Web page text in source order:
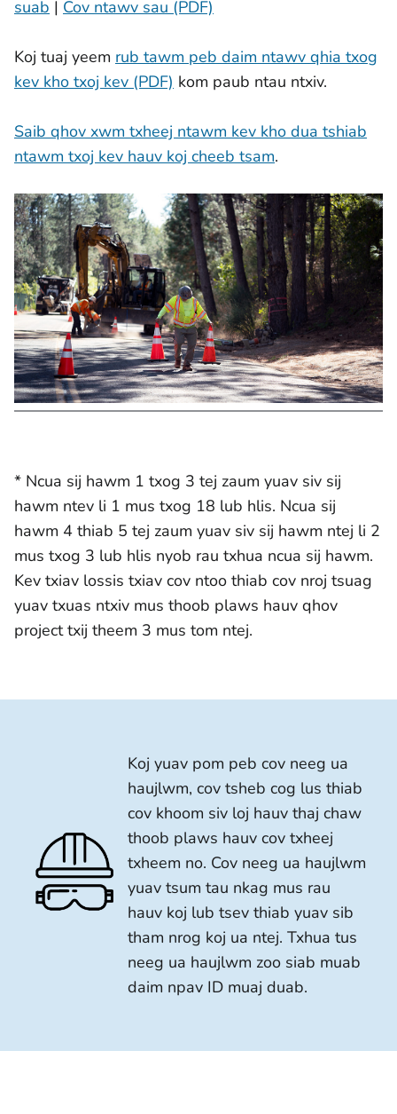
suab | Cov ntawv sau (PDF)
Koj tuaj yeem rub tawm peb daim ntawv qhia txog
kev kho txoj kev (PDF) kom paub ntau ntxiv.
Saib qhov xwm txheej ntawm kev kho dua tshiab
ntawm txoj kev hauv koj cheeb tsam.
* Ncua sij hawm 1 txog 3 tej zaum yuav siv sij
hawm ntev li 1 mus txog 18 lub hlis. Ncua sij
hawm 4 thiab 5 tej zaum yuav siv sij hawm ntej li 2
mus txog 3 lub hlis nyob rau txhua ncua sij hawm.
Kev txiav lossis txiav cov ntoo thiab cov nroj tsuag
yuav txuas ntxiv mus thoob plaws hauv qhov
project txij theem 3 mus tom ntej.
Koj yuav pom peb cov neeg ua
haujlwm, cov tsheb cog lus thiab
cov khoom siv loj hauv thaj chaw
thoob plaws hauv cov txheej
txheem no. Cov neeg ua haujlwm
yuav tsum tau nkag mus rau
hauv koj lub tsev thiab yuav sib
tham nrog koj ua ntej. Txhua tus
neeg ua haujlwm zoo siab muab
daim npav ID muaj duab.